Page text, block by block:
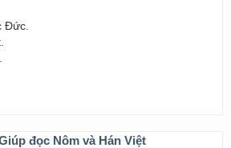
Đức.
đọc Nôm và Hán Việt